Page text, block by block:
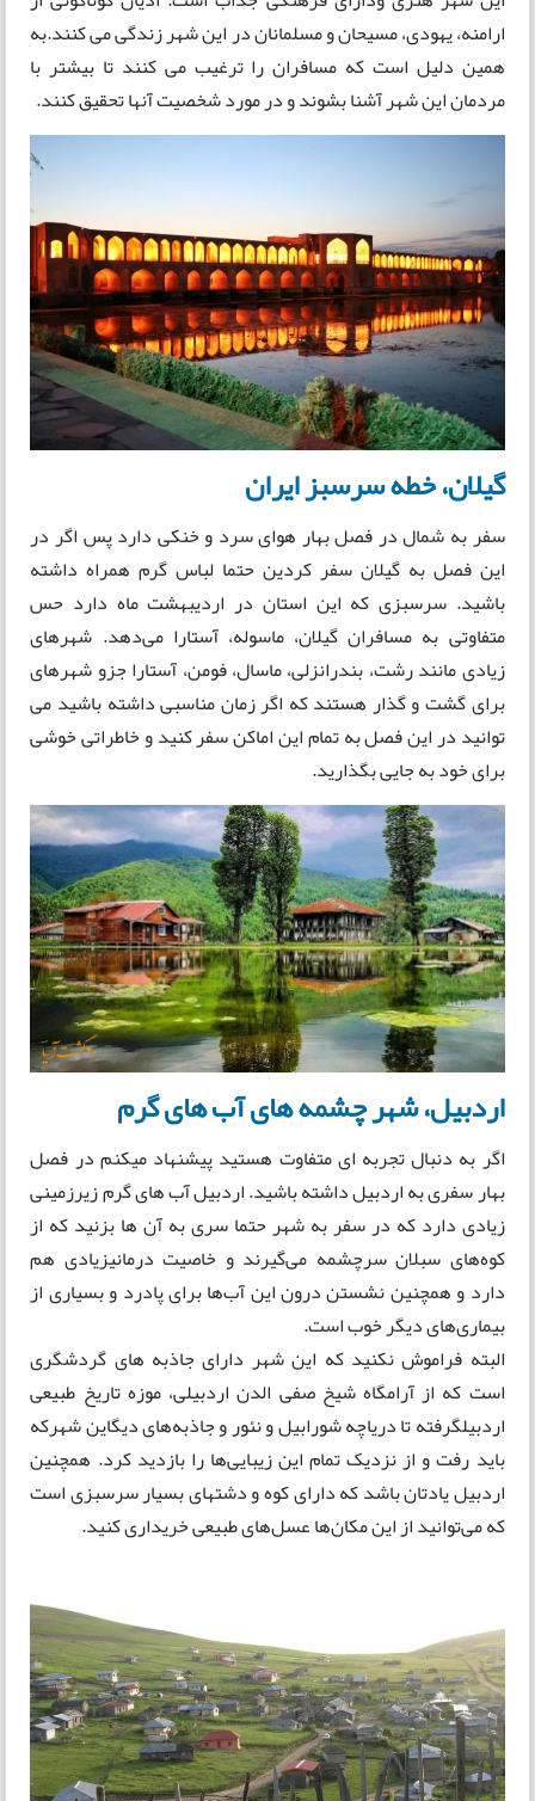
ارامنه، یهودی، مسیحان و مسلمانان در این شهر زندگی می کنند.به
همین دلیل است که مسافران را ترغیب می کنند تا بیشتر با
مردمان این شهر آشنا بشوند و در مورد شخصیت آنها تحقیق کنند.
گیلان، خطه سرسبز ایران
سفر به شمال در فصل بهار هوای سرد و خنکی دارد پس اگر در
این فصل به گیلان سفر کردین حتما لباس گرم همراه داشته
باشید. سرسبزی که این استان در اردیبهشت ماه دارد حس
متفاوتی به مسافران گیلان، ماسوله، آستارا می‌دهد. شهرهای
زیادی مانند رشت، بندرانزلی، ماسال، فومن، آستارا جزو شهرهای
برای گشت و گذار هستند که اگر زمان مناسبی داشته باشید می
توانید در این فصل به تمام این اماکن سفر کنید و خاطراتی خوشی
برای خود به جایی بگذارید.
اردبیل، شهر چشمه های آب های گرم
اگر به دنبال تجربه ای متفاوت هستید پیشنهاد میکنم در فصل
بهار سفری به اردبیل داشته باشید. اردبیل آب های گرم زیرزمینی
زیادی دارد که در سفر به شهر حتما سری به آن ها بزنید که از
کوه‌های سبلان سرچشمه می‌گیرند و خاصیت درمانیزیادی هم
دارد و همچنین نشستن درون این آب‌ها برای پادرد و بسیاری از
بیماری‌های دیگر خوب است.
البته فراموش نکنید که این شهر دارای جاذبه های گردشگری
است که از آرامگاه شیخ صفی الدن اردبیلی، موزه تاریخ طبیعی
اردبیلگرفته تا دریاچه شورابیل و نئور و جاذبه‌های دیگاین شهرکه
باید رفت و از نزدیک تمام این زیبایی‌ها را بازدید کرد. همچنین
اردبیل یادتان باشد که دارای کوه و دشتهای بسیار سرسبزی است
که می‌توانید از این مکان‌ها عسل‌های طبیعی خریداری کنید.